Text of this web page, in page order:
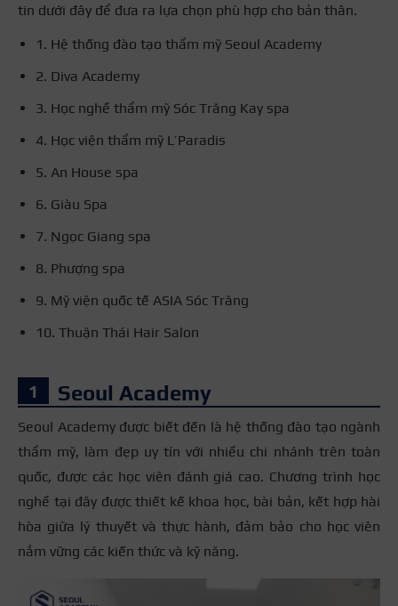
tin dưới đây để đưa ra lựa chọn phù hợp cho bản thân.
1. Hệ thống đào tạo thẩm mỹ Seoul Academy
2. Diva Academy
3. Học nghề thẩm mỹ Sóc Trăng Kay spa
4. Học viện thẩm mỹ L’Paradis
5. An House spa
6. Giàu Spa
7. Ngọc Giang spa
8. Phượng spa
9. Mỹ viện quốc tế ASIA Sóc Trăng
10. Thuận Thái Hair Salon
Seoul Academy
Seoul Academy được biết đến là hệ thống đào tạo ngành
thẩm mỹ, làm đẹp uy tín với nhiều chi nhánh trên toàn
quốc, được các học viên đánh giá cao. Chương trình học
nghề tại đây được thiết kế khoa học, bài bản, kết hợp hài
hòa giữa lý thuyết và thực hành, đảm bảo cho học viên
nắm vững các kiến thức và kỹ năng.